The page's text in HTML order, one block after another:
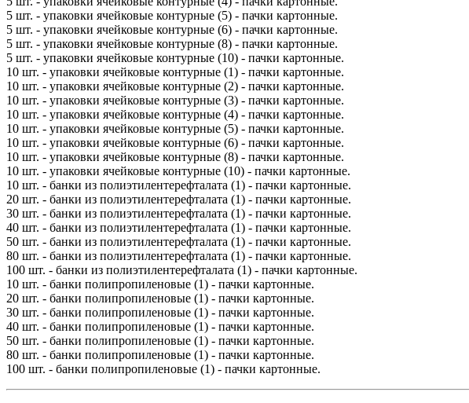
5 шт. - упаковки ячейковые контурные (5) - пачки картонные.
5 шт. - упаковки ячейковые контурные (6) - пачки картонные.
5 шт. - упаковки ячейковые контурные (8) - пачки картонные.
5 шт. - упаковки ячейковые контурные (10) - пачки картонные.
10 шт. - упаковки ячейковые контурные (1) - пачки картонные.
10 шт. - упаковки ячейковые контурные (2) - пачки картонные.
10 шт. - упаковки ячейковые контурные (3) - пачки картонные.
10 шт. - упаковки ячейковые контурные (4) - пачки картонные.
10 шт. - упаковки ячейковые контурные (5) - пачки картонные.
10 шт. - упаковки ячейковые контурные (6) - пачки картонные.
10 шт. - упаковки ячейковые контурные (8) - пачки картонные.
10 шт. - упаковки ячейковые контурные (10) - пачки картонные.
10 шт. - банки из полиэтилентерефталата (1) - пачки картонные.
20 шт. - банки из полиэтилентерефталата (1) - пачки картонные.
30 шт. - банки из полиэтилентерефталата (1) - пачки картонные.
40 шт. - банки из полиэтилентерефталата (1) - пачки картонные.
50 шт. - банки из полиэтилентерефталата (1) - пачки картонные.
80 шт. - банки из полиэтилентерефталата (1) - пачки картонные.
100 шт. - банки из полиэтилентерефталата (1) - пачки картонные.
10 шт. - банки полипропиленовые (1) - пачки картонные.
20 шт. - банки полипропиленовые (1) - пачки картонные.
30 шт. - банки полипропиленовые (1) - пачки картонные.
40 шт. - банки полипропиленовые (1) - пачки картонные.
50 шт. - банки полипропиленовые (1) - пачки картонные.
80 шт. - банки полипропиленовые (1) - пачки картонные.
100 шт. - банки полипропиленовые (1) - пачки картонные.